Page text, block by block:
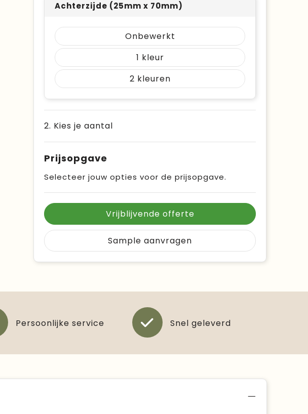
Achterzijde (25mm x 70mm)
Onbewerkt
1
2
2. Kies je aantal
Prijsopgave
Selecteer jouw opties voor de prijsopgave.
Vrijblijvende offerte
Sample aanvragen
Persoonlijke service Snel geleverd